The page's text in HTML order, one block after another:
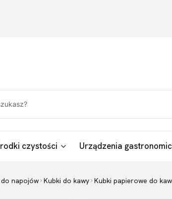
czystości Urządzenia
napojów Kubki do kawy Kubki papierowe do